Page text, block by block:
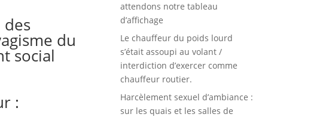
des
du
social
:
attendons notre tableau
d’affichage
Le chauffeur du poids lourd
s’était assoupi au volant /
interdiction d’exercer comme
chauffeur routier.
Harcèlement sexuel d’ambiance :
sur les quais et les salles de